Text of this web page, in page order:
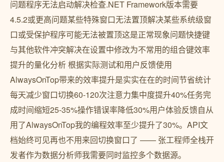
问题程序无法启动解决检查.NET Framework版本需要
4.5.2或更高问题某些特殊窗口无法置顶解决某些系统级窗
口或受保护程序可能无法被置顶这是正常现象问题快捷键
与其他软件冲突解决在设置中修改为不常用的组合键效率
提升的量化分析 根据实际测试和用户反馈使用
AlwaysOnTop带来的效率提升是实实在在的时间节省统计
每天减少窗口切换60-120次注意力集中度提升40%任务完
成时间缩短25-35%操作错误率降低30%用户体验反馈自从
用了AlwaysOnTop我的编程效率至少提升了30%。API文
档始终可见再也不用来回切换窗口了 —— 张工程师全栈开
发者作为数据分析师我需要同时监控多个数据源。